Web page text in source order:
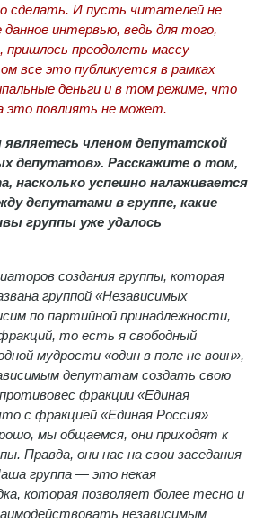
сделать. И пусть читателей не
данное интервью, ведь для того,
пришлось преодолеть массу
все это публикуется в рамках
деньги и в том режиме, что
это повлиять не может.
членом депутатской
депутатов». Расскажите о том,
насколько успешно налаживается
депутатами в группе, какие
группы уже удалось
создания группы, которая
группой «Независимых
по партийной принадлежности,
то есть я свободный
мудрости «один в поле не воин»,
депутатам создать свою
фракции «Единая
с фракцией «Единая Россия»
мы общаемся, они приходят к
Правда, они нас на свои заседания
группа — это некая
которая позволяет более тесно и
независимым